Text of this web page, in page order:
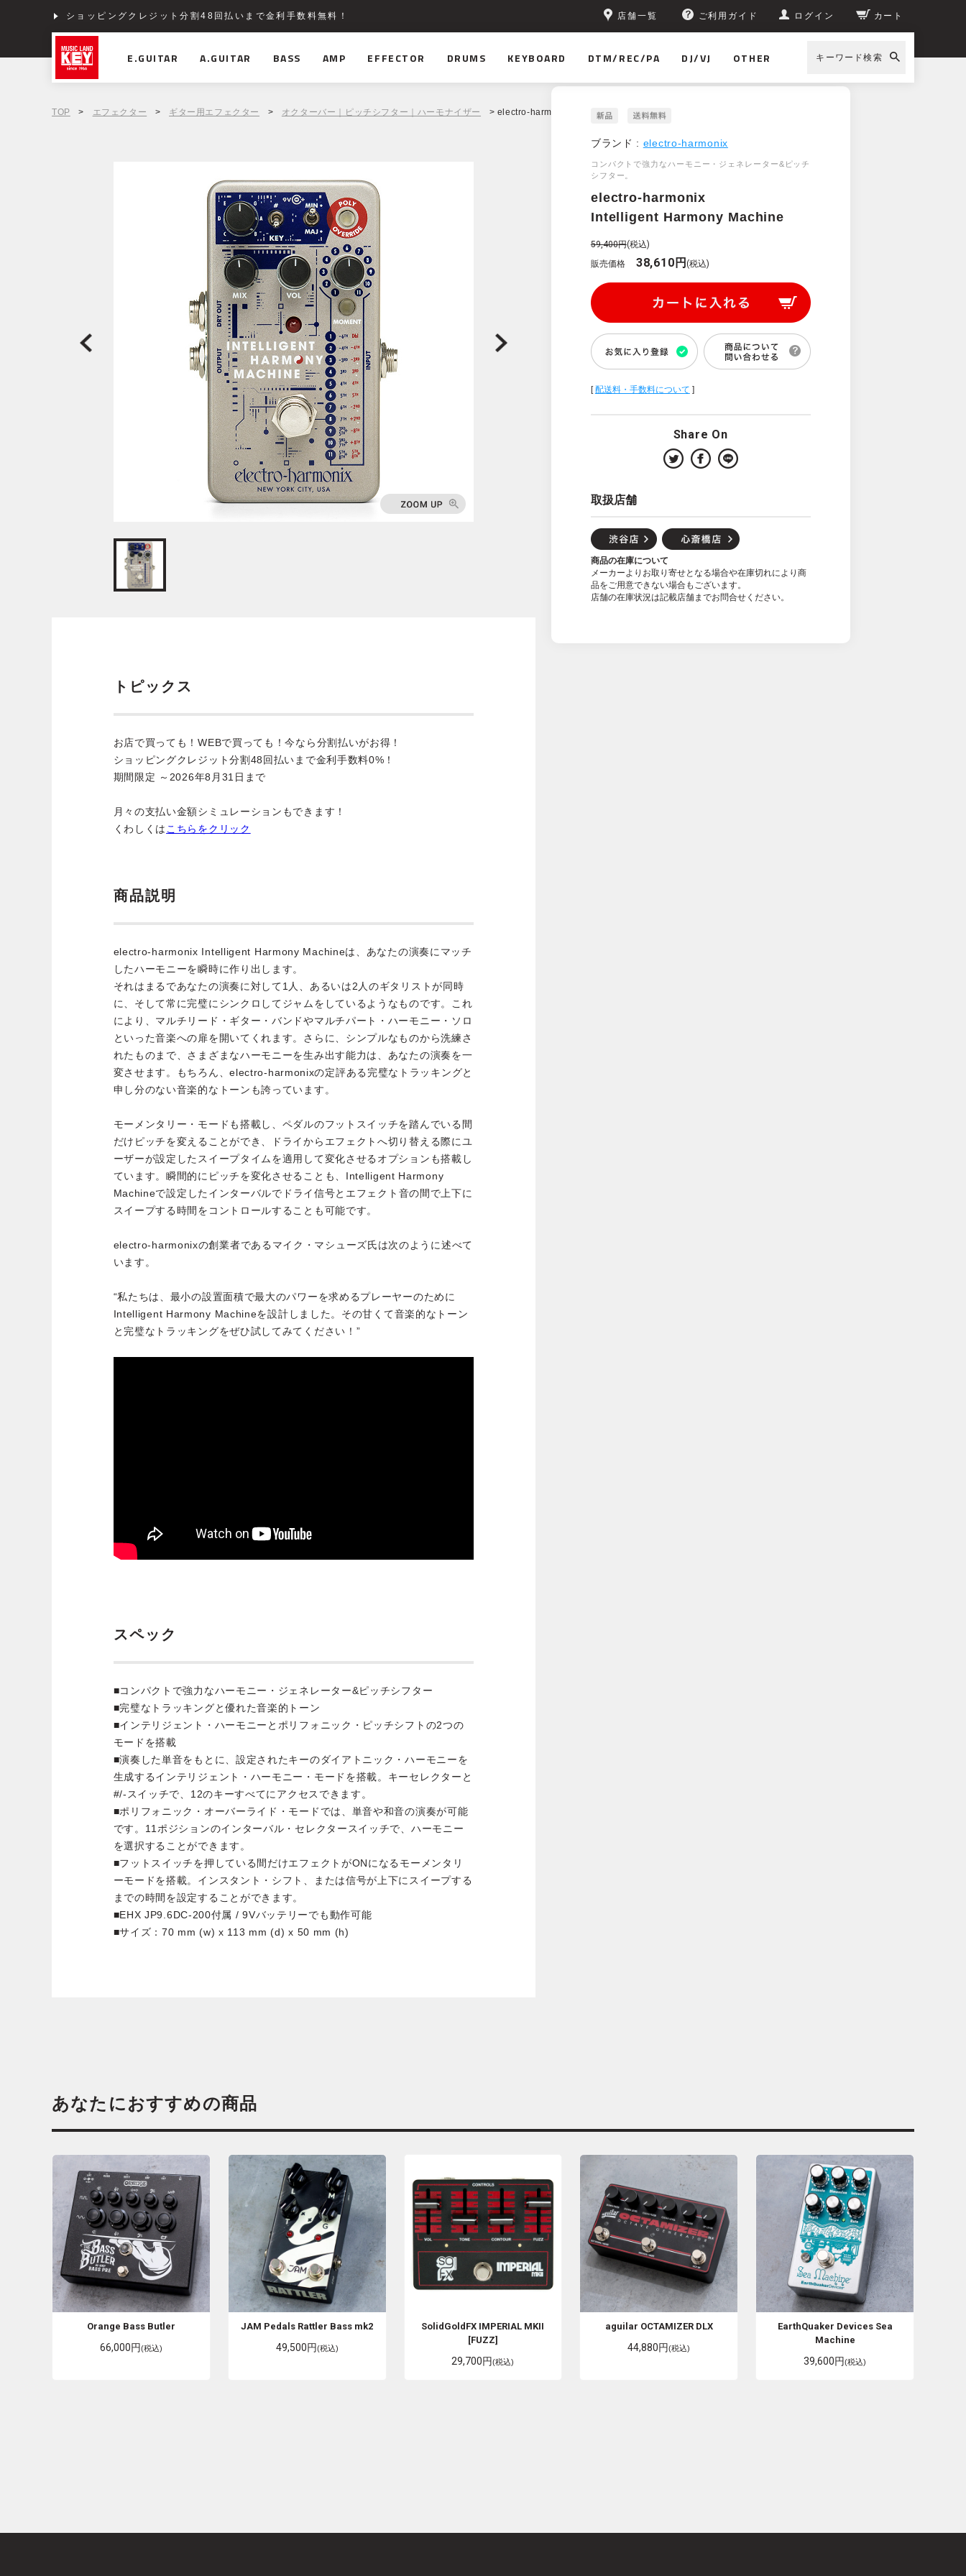
ショッピングクレジット分割48回払いまで金利手数料無料！ 店舗一覧 ご利用ガイド ログイン カート
E.GUITAR A.GUITAR BASS AMP EFFECTOR DRUMS KEYBOARD DTM/REC/PA DJ/VJ OTHER キーワード検索
TOP > エフェクター > ギター用エフェクター > オクターバー｜ピッチシフター｜ハーモナイザー > electro-harmonix Intelligent Harmony Machine
ブランド : electro-harmonix
コンパクトで強力なハーモニー・ジェネレーター&ピッチ
シフター。
electro-harmonix
Intelligent Harmony Machine
59,400円(税込)
販売価格
38,610円(税込)
[配送料・手数料について ]
Share On
取扱店舗
商品の在庫について
メーカーよりお取り寄せとなる場合や在庫切れにより商
品をご用意できない場合もございます。
店舗の在庫状況は記載店舗までお問合せください。
トピックス
お店で買っても！WEBで買っても！今なら分割払いがお得！
ショッピングクレジット分割48回払いまで金利手数料0%！
期間限定 ～2026年8月31日まで
月々の支払い金額シミュレーションもできます！
くわしくは こちらをクリック
商品説明
electro-harmonix Intelligent Harmony Machineは、あなたの演奏にマッチ
したハーモニーを瞬時に作り出します。
それはまるであなたの演奏に対して1人、あるいは2人のギタリストが同時
に、そして常に完璧にシンクロしてジャムをしているようなものです。これ
により、マルチリード・ギター・バンドやマルチパート・ハーモニー・ソロ
といった音楽への扉を開いてくれます。さらに、シンプルなものから洗練さ
れたものまで、さまざまなハーモニーを生み出す能力は、あなたの演奏を一
変させます。もちろん、electro-harmonixの定評ある完璧なトラッキングと
申し分のない音楽的なトーンも誇っています。
モーメンタリー・モードも搭載し、ペダルのフットスイッチを踏んでいる間
だけピッチを変えることができ、ドライからエフェクトへ切り替える際にユ
ーザーが設定したスイープタイムを適用して変化させるオプションも搭載し
ています。瞬間的にピッチを変化させることも、Intelligent Harmony
Machineで設定したインターバルでドライ信号とエフェクト音の間で上下に
スイープする時間をコントロールすることも可能です。
electro-harmonixの創業者であるマイク・マシューズ氏は次のように述べて
います。
“私たちは、最小の設置面積で最大のパワーを求めるプレーヤーのために
Intelligent Harmony Machineを設計しました。その甘くて音楽的なトーン
と完璧なトラッキングをぜひ試してみてください！”
スペック
■コンパクトで強力なハーモニー・ジェネレーター&ピッチシフター
■完璧なトラッキングと優れた音楽的トーン
■インテリジェント・ハーモニーとポリフォニック・ピッチシフトの2つの
モードを搭載
■演奏した単音をもとに、設定されたキーのダイアトニック・ハーモニーを
生成するインテリジェント・ハーモニー・モードを搭載。キーセレクターと
#/-スイッチで、12のキーすべてにアクセスできます。
■ポリフォニック・オーバーライド・モードでは、単音や和音の演奏が可能
です。11ポジションのインターバル・セレクタースイッチで、ハーモニー
を選択することができます。
■フットスイッチを押している間だけエフェクトがONになるモーメンタリ
ーモードを搭載。インスタント・シフト、または信号が上下にスイープする
までの時間を設定することができます。
■EHX JP9.6DC-200付属 / 9Vバッテリーでも動作可能
■サイズ：70 mm (w) x 113 mm (d) x 50 mm (h)
あなたにおすすめの商品
Orange Bass Butler
66,000円(税込)
JAM Pedals Rattler Bass mk2
49,500円(税込)
SolidGoldFX IMPERIAL MKII
[FUZZ]
29,700円(税込)
aguilar OCTAMIZER DLX
44,880円(税込)
EarthQuaker Devices Sea
Machine
39,600円(税込)